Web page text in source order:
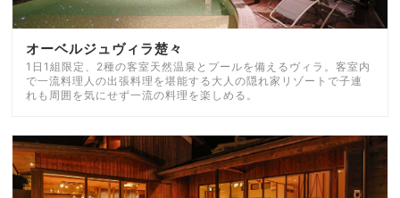
オーベルジュヴィラ楚々
1日1組限定、2種の客室天然温泉とプールを備えるヴィラ。客室内
で一流料理人の出張料理を堪能する大人の隠れ家リゾートで子連
れも周囲を気にせず一流の料理を楽しめる。